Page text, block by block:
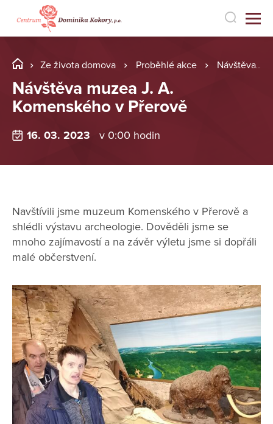
Ze života domova Proběhlé akce Návštěva muzea J. A. Komenského v Přerově
Návštěva muzea J. A.
Komenského v Přerově
16. 03. 2023 v 0:00 hodin
Navštívili jsme muzeum Komenského v Přerově a
shlédli výstavu archeologie. Dověděli jsme se
mnoho zajímavostí a na závěr výletu jsme si dopřáli
malé občerstvení.